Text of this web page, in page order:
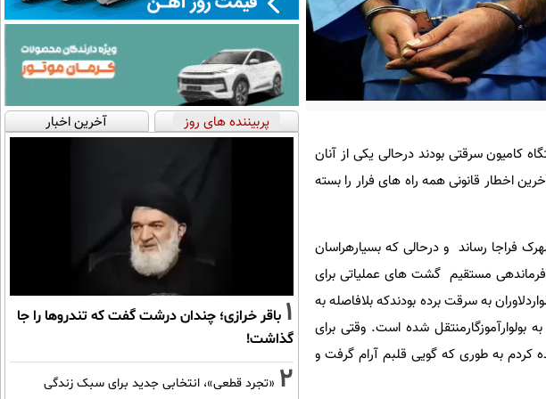
سرقتی بودند درحالی یکی از آنان
اخطار قانونی همه راه های فرار را بسته
فراجا رساند و درحالی که بسیارهراسان
فرماندهی مستقیم گشت های عملیاتی برای
به سرقت برده بودندکه بلافاصله به
شده است. وقتی برای
کردم به طوری که گویی قلبم آرام گرفت و
پربیننده های روز آخرین اخبار
1 باقر خرازی؛ چندان درشت گفت که تندروها را جا
گذاشت!
2 «تجرد قطعی»، انتخابی جدید برای سبک زندگی